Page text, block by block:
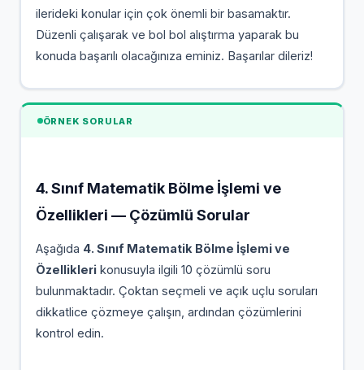
ilerideki konular için çok önemli bir basamaktır.
Düzenli çalışarak ve bol bol alıştırma yaparak bu
konuda başarılı olacağınıza eminiz. Başarılar dileriz!
ÖRNEK SORULAR
4. Sınıf Matematik Bölme İşlemi ve
Özellikleri — Çözümlü Sorular
Aşağıda 4. Sınıf Matematik Bölme İşlemi ve
Özelliklerikonusuyla ilgili 10 çözümlü soru
bulunmaktadır. Çoktan seçmeli ve açık uçlu soruları
dikkatlice çözmeye çalışın, ardından çözümlerini
kontrol edin.